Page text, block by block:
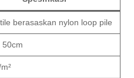
berasaskan nylon loop pile
50cm